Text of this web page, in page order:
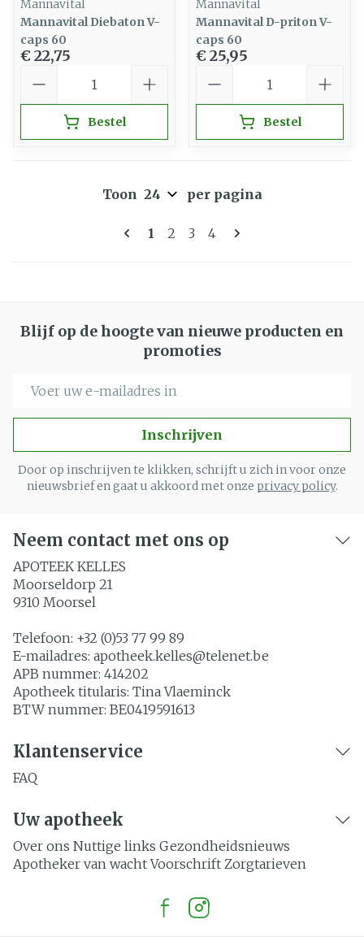
Mannavital
Mannavital Diebaton V-
caps 60
€ 22,75
Bestel
Mannavital
Mannavital D-priton V-
caps 60
€ 25,95
Bestel
Pagina's
U lees momenteel pagina
1 Pagina
2 Pagina
3 Pagina
4
Toon per pagina
Blijf op de hoogte van nieuwe producten en
promoties
Inschrijven
Door op inschrijven te klikken, schrijft u zich in voor onze
nieuwsbrief en gaat u akkoord met onze privacy policy.
Neem contact met ons op
APOTEEK KELLES
Moorseldorp 21
9310 Moorsel
Telefoon: +32 (0)53 77 99 89
E-mailadres: apotheek.kelles@telenet.be
APB nummer: 414202
Apotheek titularis: Tina Vlaeminck
BTW nummer: BE0419591613
Klantenservice
FAQ
Uw apotheek
Over ons Nuttige links Gezondheidsnieuws
Apotheker van wacht Voorschrift Zorgtarieven